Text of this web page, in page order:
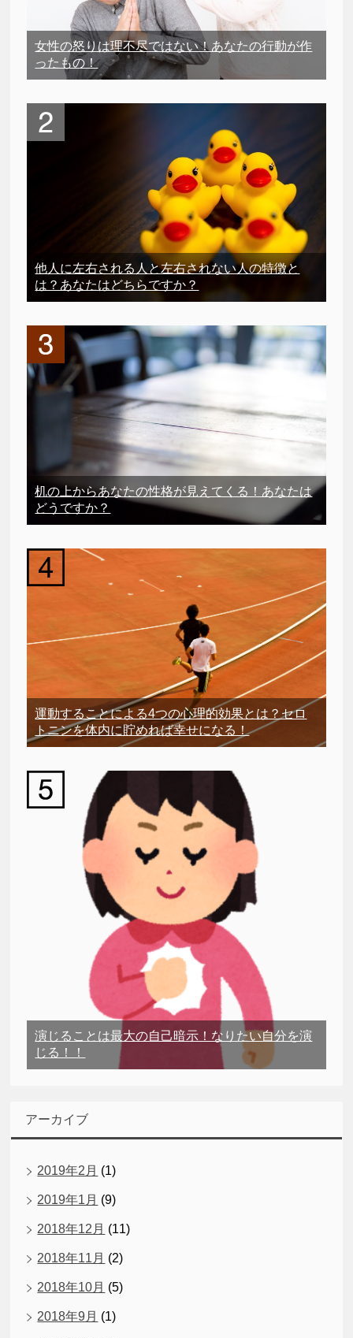
女性の怒りは理不尽ではない！あなたの行動が作
ったもの！
他人に左右される人と左右されない人の特徴と
は？あなたはどちらですか？
机の上からあなたの性格が見えてくる！あなたは
どうですか？
運動することによる4つの心理的効果とは？セロ
トニンを体内に貯めれば幸せになる！
演じることは最大の自己暗示！なりたい自分を演
じる！！
アーカイブ
2019年2月 (1)
2019年1月 (9)
2018年12月 (11)
2018年11月 (2)
2018年10月 (5)
2018年9月 (1)